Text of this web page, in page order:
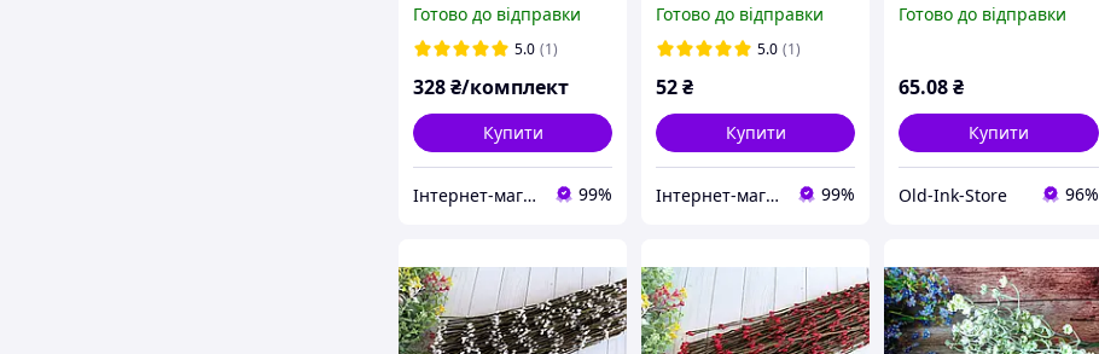
колір РОЖЕВИЙ
Готово до відправки
5.0 (1)
328₴/комплект
Купити
Інтернет-магазин "Хобі-плюс" 99%
Готово до відправки
5.0 (1)
52₴
Купити
Інтернет-магазин "Хобі-плюс" 99%
БІЛИЙ
Готово до відправки
65.08₴
Купити
Old-Ink-Store 96%